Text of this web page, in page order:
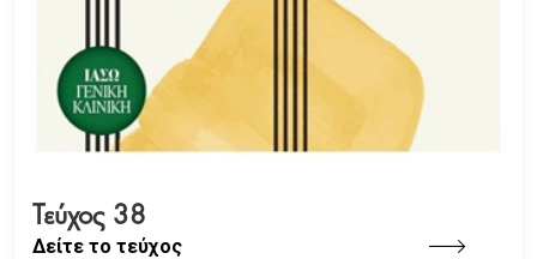
Τεύχος 38
Δείτε το τεύχος